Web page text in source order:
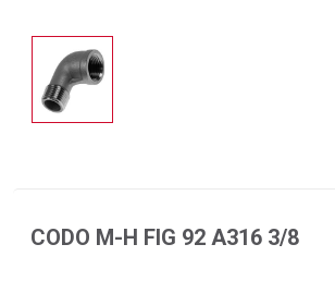
CODO M-H FIG 92 A316 3/8